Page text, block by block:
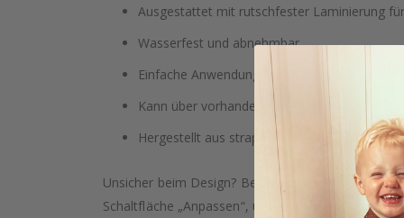
Ausgestattet mit rutschfester Laminierung
Wasserfest und abnehmbar
Einfache Anwendung ohne Kleber
Kann über vorhandene Bodenfliesen oder
Hergestellt aus strapazierfähigem Vinyl mit
Unsicher beim Design? Bestellen Sie gerne eine
Schaltfläche „Anpassen“, um eine Lösung zu